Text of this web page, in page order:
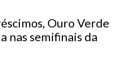
Ouro Verde
nas semifinais da